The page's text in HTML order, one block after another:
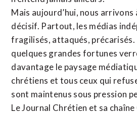
Mais aujourd’hui, nous arrivons
décisif. Partout, les médias
fragilisés, attaqués, précarisés.
quelques grandes fortunes
davantage le paysage
chrétiens et tous ceux qui
sont maintenus sous pression
Le Journal Chrétien et sa